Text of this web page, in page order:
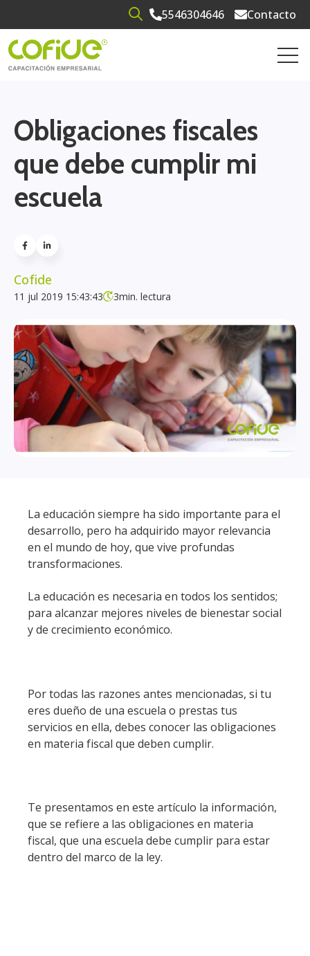
Open search5546304646 Contacto
Obligaciones fiscales
que debe cumplir mi
escuela
Cofide
11 jul 2019 15:43:43 3min. lectura
La educación siempre ha sido importante para el
desarrollo, pero ha adquirido mayor relevancia
en el mundo de hoy, que vive profundas
transformaciones.
La educación es necesaria en todos los sentidos;
para alcanzar mejores niveles de bienestar social
y de crecimiento económico.
Por todas las razones antes mencionadas, si tu
eres dueño de una escuela o prestas tus
servicios en ella, debes conocer las obligaciones
en materia fiscal que deben cumplir.
Te presentamos en este artículo la información,
que se refiere a las obligaciones en materia
fiscal, que una escuela debe cumplir para estar
dentro del marco de la ley.